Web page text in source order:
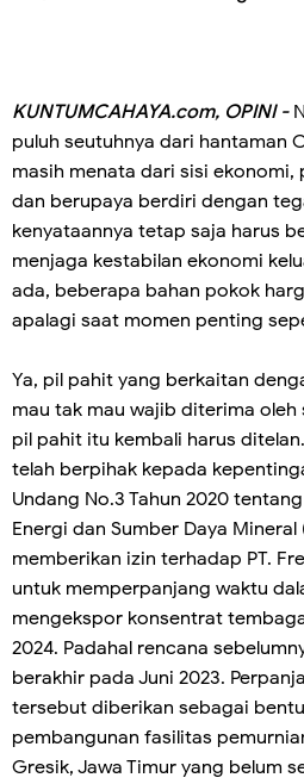
KUNTUMCAHAYA.com, OPINI -
puluh seutuhnya dari hantaman
masih menata dari sisi
dan berupaya berdiri dengan
kenyataannya tetap saja harus
menjaga kestabilan ekonomi
ada, beberapa bahan pokok
apalagi saat momen penting
Ya, pil pahit yang berkaitan
mau tak mau wajib diterima oleh
pil pahit itu kembali harus
telah berpihak kepada
Undang No.3 Tahun 2020
Energi dan Sumber Daya Mineral
memberikan izin terhadap PT.
untuk memperpanjang waktu
mengekspor konsentrat
2024. Padahal rencana
berakhir pada Juni 2023.
tersebut diberikan sebagai
pembangunan fasilitas
Gresik, Jawa Timur yang belum